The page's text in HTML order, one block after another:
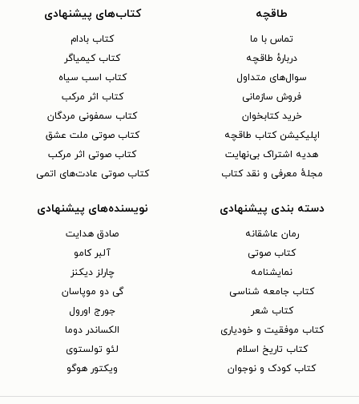
طاقچه
تماس با ما
دربارهٔ طاقچه
سوال‌های متداول
فروش سازمانی
خرید کتابخوان
اپلیکیشن کتاب طاقچه
هدیه اشتراک بی‌نهایت
مجلهٔ معرفی و نقد کتاب
کتاب‌های پیشنهادی
کتاب بادام
کتاب کیمیاگر
کتاب اسب سیاه
کتاب اثر مرکب
کتاب سمفونی مردگان
کتاب صوتی ملت عشق
کتاب صوتی اثر مرکب
کتاب صوتی عادت‌های اتمی
دسته بندی پیشنهادی
رمان عاشقانه
کتاب‌ صوتی
نمایشنامه
کتاب جامعه شناسی
کتاب شعر
کتاب موفقیت و خودیاری
کتاب تاریخ اسلام
کتاب کودک و نوجوان
نویسنده‌های پیشنهادی
صادق هدایت
آلبر کامو
چارلز دیکنز
گی دو موپاسان
جورج اورول
الکساندر دوما
لئو تولستوی
ویکتور هوگو